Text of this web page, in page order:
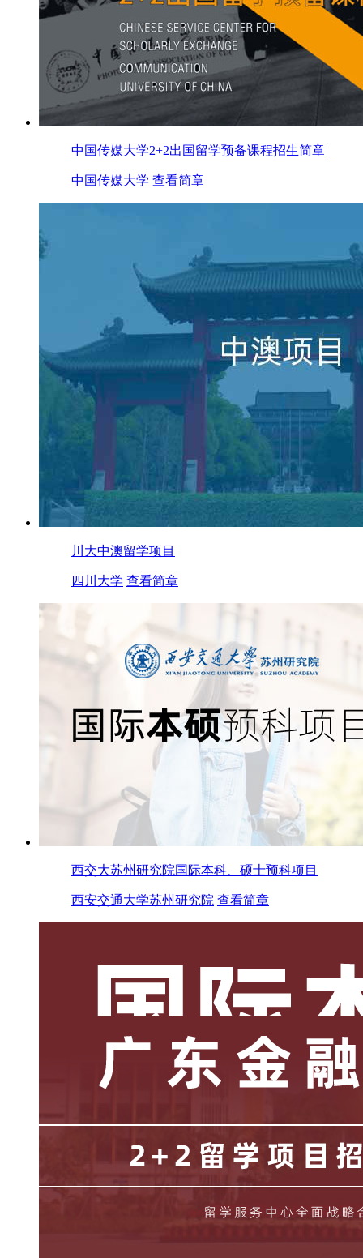
中国传媒大学2+2出国留学预备课程招生简章
中国传媒大学 查看简章
川大中澳留学项目
四川大学 查看简章
西交大苏州研究院国际本科、硕士预科项目
西安交通大学苏州研究院 查看简章